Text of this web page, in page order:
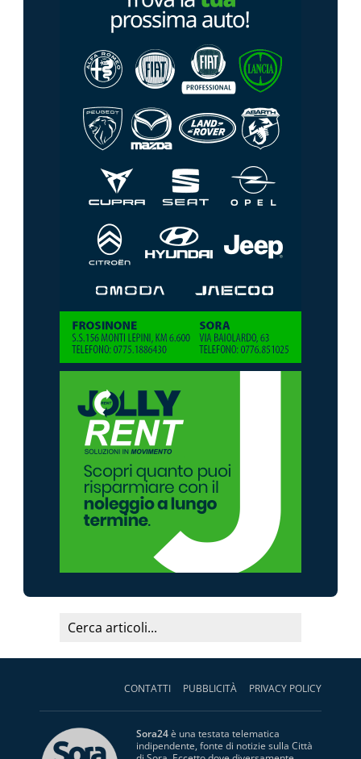
CONTATTI PUBBLICITÀ PRIVACY POLICY
Sora24è una testata telematica
indipendente, fonte di notizie sulla Città